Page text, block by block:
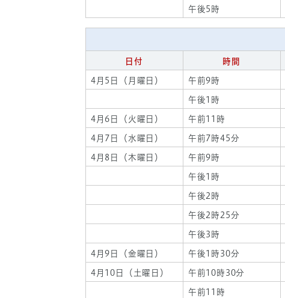
午後5時
日付 時間
4月5日（月曜日） 午前9時
午後1時
4月6日（火曜日） 午前11時
4月7日（水曜日） 午前7時45分
4月8日（木曜日） 午前9時
午後1時
午後2時
午後2時25分
午後3時
4月9日（金曜日） 午後1時30分
4月10日（土曜日） 午前10時30分
午前11時